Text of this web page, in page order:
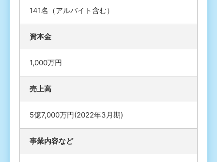
141名（アルバイト含む）
資本金
1,000万円
売上高
5億7,000万円(2022年3月期)
事業内容など